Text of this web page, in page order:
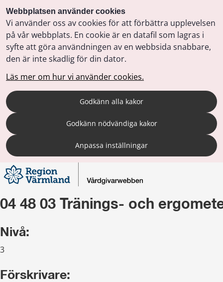
Webbplatsen använder cookies
Vi använder oss av cookies för att förbättra upplevelsen
på vår webbplats. En cookie är en datafil som lagras i
syfte att göra användningen av en webbsida snabbare,
den är inte skadlig för din dator.
Läs mer om hur vi använder cookies.
Godkänn alla kakor
Godkänn nödvändiga kakor
Anpassa inställningar
04 48 03 Tränings- och
Nivå:
3
Förskrivare: